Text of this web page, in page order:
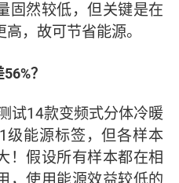
固然较低，但关键是在
，故可节省能源。
56%？
试14款变频式分体冷暖
级能源标签，但各样本
！假设所有样本都在相